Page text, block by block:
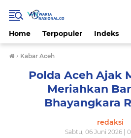
Home Terpopuler Indeks
› Kabar Aceh
Polda Aceh Ajak
Meriahkan
Bhayangkara
redaksi
Sabtu, 06 Juni 2026 |